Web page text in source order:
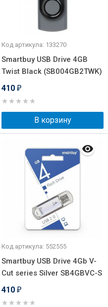
Код артикула: 133270
Smartbuy USB Drive 4GB
Twist Black (SB004GB2TWK)
410 ₽
В корзину
Код артикула: 552555
Smartbuy USB Drive 4Gb V-
Cut series Silver SB4GBVC-S
410 ₽